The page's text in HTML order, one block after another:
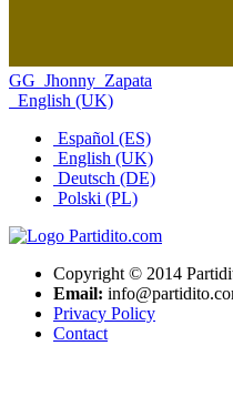
GG_Jhonny_Zapata
English (UK)
Español (ES)
English (UK)
Deutsch (DE)
Polski (PL)
Copyright © 2014
Email:
Privacy Policy
Contact